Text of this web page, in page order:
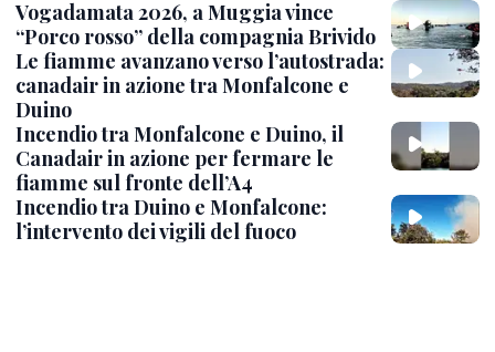
Vogadamata 2026, a Muggia vince
“Porco rosso” della compagnia Brivido
Le fiamme avanzano verso l’autostrada:
canadair in azione tra Monfalcone e
Duino
Incendio tra Monfalcone e Duino, il
Canadair in azione per fermare le
fiamme sul fronte dell’A4
Incendio tra Duino e Monfalcone:
l’intervento dei vigili del fuoco